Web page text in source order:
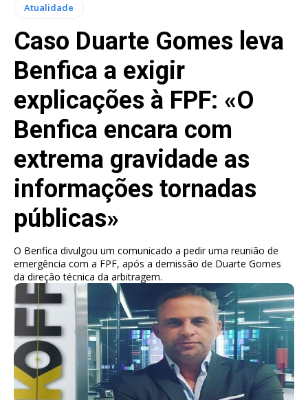
Atualidade
Caso Duarte Gomes leva
Benfica a exigir
explicações à FPF: «O
Benfica encara com
extrema gravidade as
informações tornadas
públicas»
O Benfica divulgou um comunicado a pedir uma reunião de
emergência com a FPF, após a demissão de Duarte Gomes
da direção técnica da arbitragem.